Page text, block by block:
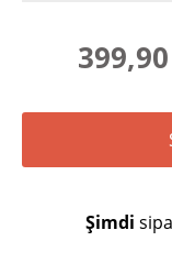
399,90
Şimdi